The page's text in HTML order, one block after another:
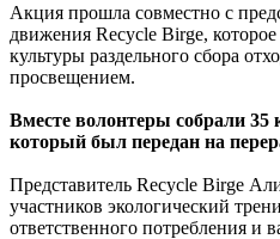
Акция прошла совместно с
движения Recycle Birge, которое
культуры раздельного сбора
просвещением.
Вместе волонтеры собрали 35
который был передан на
Представитель Recycle Birge
участников экологический
ответственного потребления и